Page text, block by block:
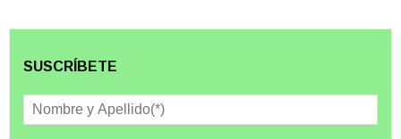
SUSCRÍBETE